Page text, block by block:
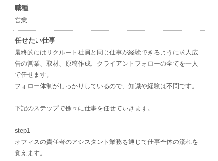
職種
営業
任せたい仕事
最終的にはリクルート社員と同じ仕事が経験できるように求人広
告の営業、取材、原稿作成、クライアントフォローの全てを一人
で任せます。
フォロー体制がしっかりしているので、知識や経験は不問です。
下記のステップで徐々に仕事を任せていきます。
step1
オフィスの責任者のアシスタント業務を通じて仕事全体の流れを
覚えます。